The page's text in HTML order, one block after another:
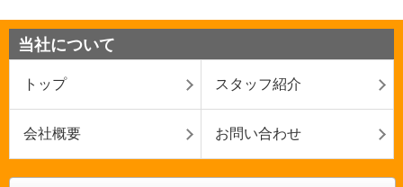
当社について
トップ スタッフ紹介
会社概要 お問い合わせ